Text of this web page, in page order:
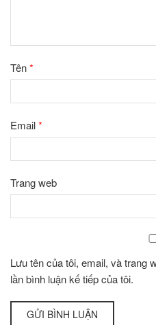
Tên*
Email*
Trang web
Lưu tên của tôi, email, và trang
lần bình luận kế tiếp của tôi.